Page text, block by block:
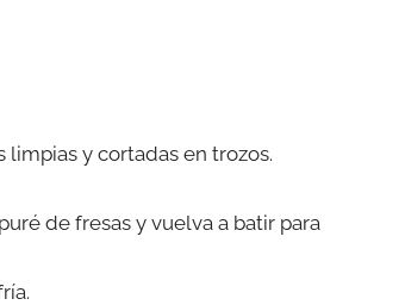
y cortadas en trozos.
de fresas y vuelva a batir para